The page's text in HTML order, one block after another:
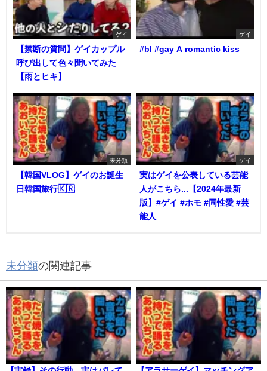
ゲイ
【禁断の質問】ゲイカップル
呼び出して色々聞いてみた
【雨とヒキ】
ゲイ
#bl #gay A romantic kiss
未分類
【韓国VLOG】ゲイのお誕生
日韓国旅行🇰🇷
ゲイ
実はゲイを公表している芸能
人がこちら...【2024年最新
版】#ゲイ #ホモ #同性愛 #芸
能人
未分類の関連記事